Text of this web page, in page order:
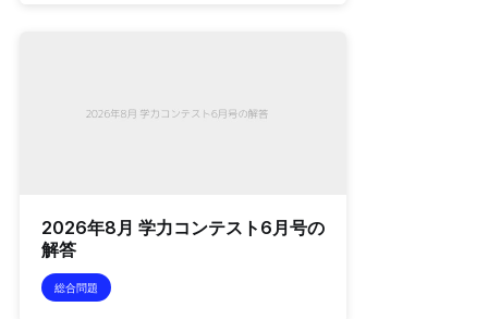
2026年8月 学力コンテスト6月号の
解答
総合問題